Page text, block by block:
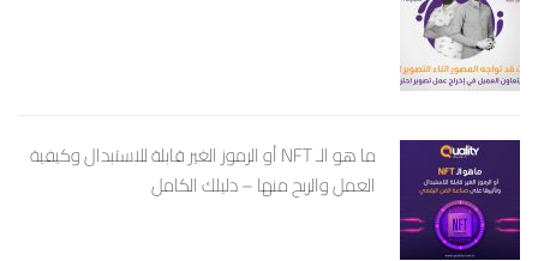
ما هو الـ NFT أو الرموز الغير قابلة للاستبدال وكيفية
العمل والربح منها – دليلك الكامل